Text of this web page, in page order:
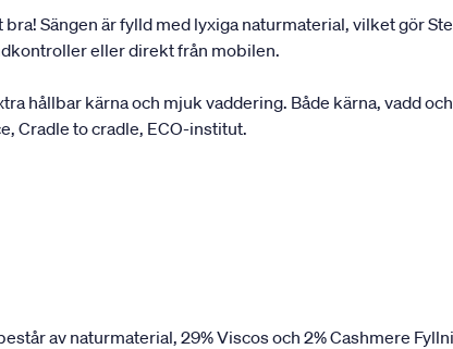
Sängen är fylld med lyxiga naturmaterial, vilket gör
eller direkt från mobilen.
hållbar kärna och mjuk vaddering. Både kärna, vadd
Cradle to cradle, ECO-institut.
av naturmaterial, 29% Viscos och 2% Cashmere